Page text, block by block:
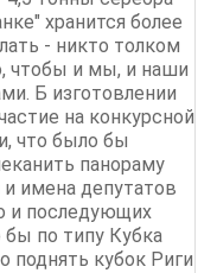
хранится более
- никто толком
чтобы и мы, и наши
Б изготовлении
на конкурсной
что было бы
панораму
имена депутатов
и последующих
по типу Кубка
поднять кубок Риги